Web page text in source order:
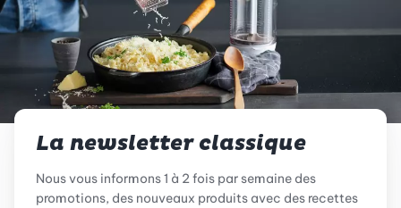
La newsletter classique
Nous vous informons 1 à 2 fois par semaine des
promotions, des nouveaux produits avec des recettes